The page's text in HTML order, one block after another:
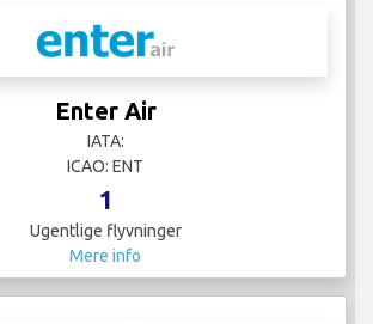
Enter Air
IATA:
ICAO: ENT
1
Ugentlige flyvninger
Mere info